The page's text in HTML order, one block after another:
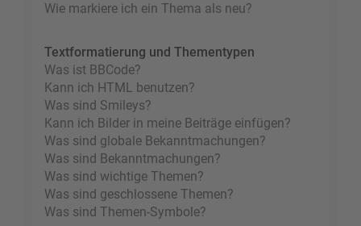
Wie markiere ich ein Thema als neu?
Textformatierung und Thementypen
Was ist BBCode?
Kann ich HTML benutzen?
Was sind Smileys?
Kann ich Bilder in meine Beiträge einfügen?
Was sind globale Bekanntmachungen?
Was sind Bekanntmachungen?
Was sind wichtige Themen?
Was sind geschlossene Themen?
Was sind Themen-Symbole?